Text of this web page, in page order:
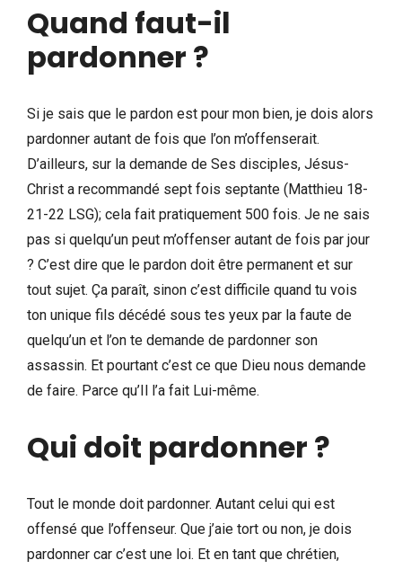
Quand faut-il
pardonner ?
Si je sais que le pardon est pour mon bien, je dois alors
pardonner autant de fois que l’on m’offenserait.
D’ailleurs, sur la demande de Ses disciples, Jésus-
Christ a recommandé sept fois septante (Matthieu 18-
21-22 LSG); cela fait pratiquement 500 fois. Je ne sais
pas si quelqu’un peut m’offenser autant de fois par jour
? C’est dire que le pardon doit être permanent et sur
tout sujet. Ça paraît, sinon c’est difficile quand tu vois
ton unique fils décédé sous tes yeux par la faute de
quelqu’un et l’on te demande de pardonner son
assassin. Et pourtant c’est ce que Dieu nous demande
de faire. Parce qu’Il l’a fait Lui-même.
Qui doit pardonner ?
Tout le monde doit pardonner. Autant celui qui est
offensé que l’offenseur. Que j’aie tort ou non, je dois
pardonner car c’est une loi. Et en tant que chrétien,